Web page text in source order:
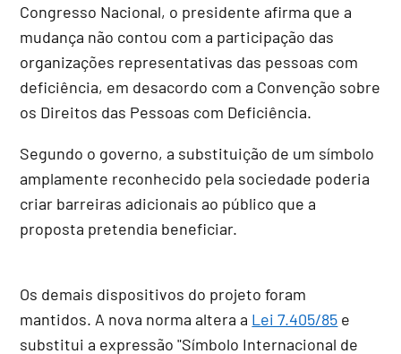
Congresso Nacional, o presidente afirma que a
mudança não contou com a participação das
organizações representativas das pessoas com
deficiência, em desacordo com a Convenção sobre
os Direitos das Pessoas com Deficiência.
Segundo o governo, a substituição de um símbolo
amplamente reconhecido pela sociedade poderia
criar barreiras adicionais ao público que a
proposta pretendia beneficiar.
Os demais dispositivos do projeto foram
mantidos. A nova norma altera a Lei 7.405/85 e
substitui a expressão "Símbolo Internacional de